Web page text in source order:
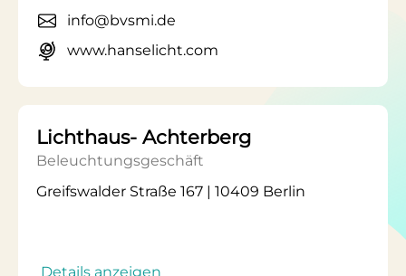
info@bvsmi.de
www.hanselicht.com
Lichthaus- Achterberg
Beleuchtungsgeschäft
Greifswalder Straße 167 | 10409 Berlin
Details anzeigen